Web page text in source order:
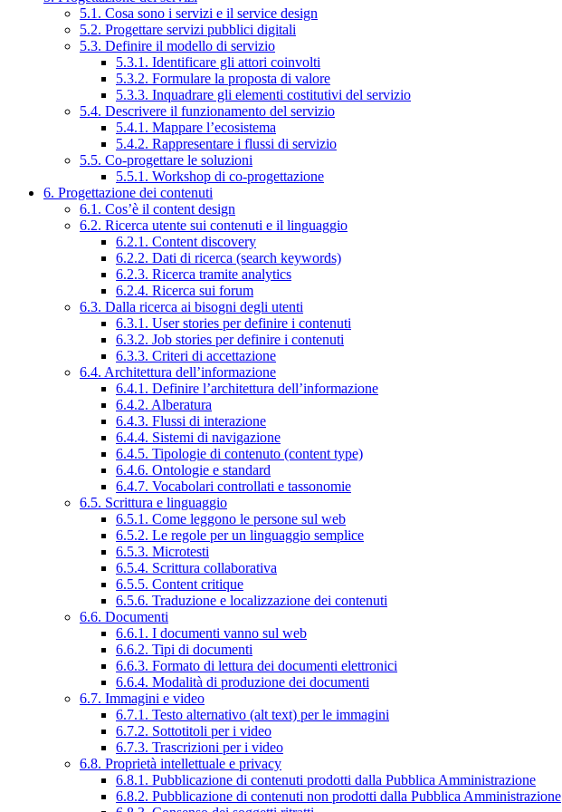
5.1. Cosa sono i servizi e il service design
5.2. Progettare servizi pubblici digitali
5.3. Definire il modello di servizio
5.3.1. Identificare gli attori coinvolti
5.3.2. Formulare la proposta di valore
5.3.3. Inquadrare gli elementi costitutivi del servizio
5.4. Descrivere il funzionamento del servizio
5.4.1. Mappare l’ecosistema
5.4.2. Rappresentare i flussi di servizio
5.5. Co-progettare le soluzioni
5.5.1. Workshop di co-progettazione
6. Progettazione dei contenuti
6.1. Cos’è il content design
6.2. Ricerca utente sui contenuti e il linguaggio
6.2.1. Content discovery
6.2.2. Dati di ricerca (search keywords)
6.2.3. Ricerca tramite analytics
6.2.4. Ricerca sui forum
6.3. Dalla ricerca ai bisogni degli utenti
6.3.1. User stories per definire i contenuti
6.3.2. Job stories per definire i contenuti
6.3.3. Criteri di accettazione
6.4. Architettura dell’informazione
6.4.1. Definire l’architettura dell’informazione
6.4.2. Alberatura
6.4.3. Flussi di interazione
6.4.4. Sistemi di navigazione
6.4.5. Tipologie di contenuto (content type)
6.4.6. Ontologie e standard
6.4.7. Vocabolari controllati e tassonomie
6.5. Scrittura e linguaggio
6.5.1. Come leggono le persone sul web
6.5.2. Le regole per un linguaggio semplice
6.5.3. Microtesti
6.5.4. Scrittura collaborativa
6.5.5. Content critique
6.5.6. Traduzione e localizzazione dei contenuti
6.6. Documenti
6.6.1. I documenti vanno sul web
6.6.2. Tipi di documenti
6.6.3. Formato di lettura dei documenti elettronici
6.6.4. Modalità di produzione dei documenti
6.7. Immagini e video
6.7.1. Testo alternativo (alt text) per le immagini
6.7.2. Sottotitoli per i video
6.7.3. Trascrizioni per i video
6.8. Proprietà intellettuale e privacy
6.8.1. Pubblicazione di contenuti prodotti dalla Pubblica Amministrazione
6.8.2. Pubblicazione di contenuti non prodotti dalla Pubblica Amministrazione